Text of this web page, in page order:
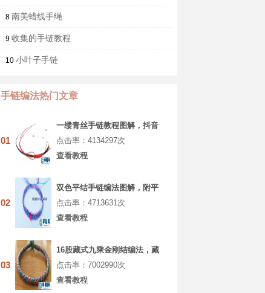
8 南美蜡线手绳
9 收集的手链教程
10 小叶子手链
手链编法热门文章
01
一缕青丝手链教程图解，抖音
头发青丝手绳的编织教程
点击率：4134297次
查看教程
02
双色平结手链编法图解，附平
结手链收尾方法
点击率：4713631次
查看教程
03
16股藏式九乘金刚结编法，藏
叶金刚绳的编法图解
点击率：7002990次
查看教程